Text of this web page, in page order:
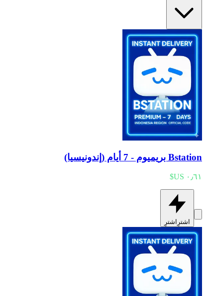
Bstation بريميوم - 7 أيام (إندونيسيا)
اشترِ اشترِ